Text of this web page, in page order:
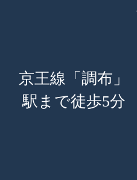
京王線 「調布」
駅まで徒歩5分